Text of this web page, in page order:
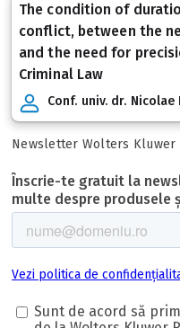
The condition of
conflict, between the
and the need for
Criminal Law
Conf. univ. dr. Nicolae
Newsletter Wolters Kluwer